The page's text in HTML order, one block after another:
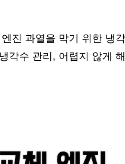
진 과열을 막기 위한 냉
각수 관리, 어렵지 않게